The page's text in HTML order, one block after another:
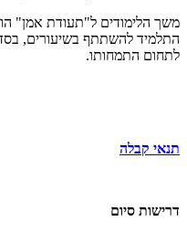
משך הלימודים ל"תעודת אמן"
התלמיד להשתתף בשיעורים,
לתחום התמחותו.
תנאי קבלה
דרישות סיום